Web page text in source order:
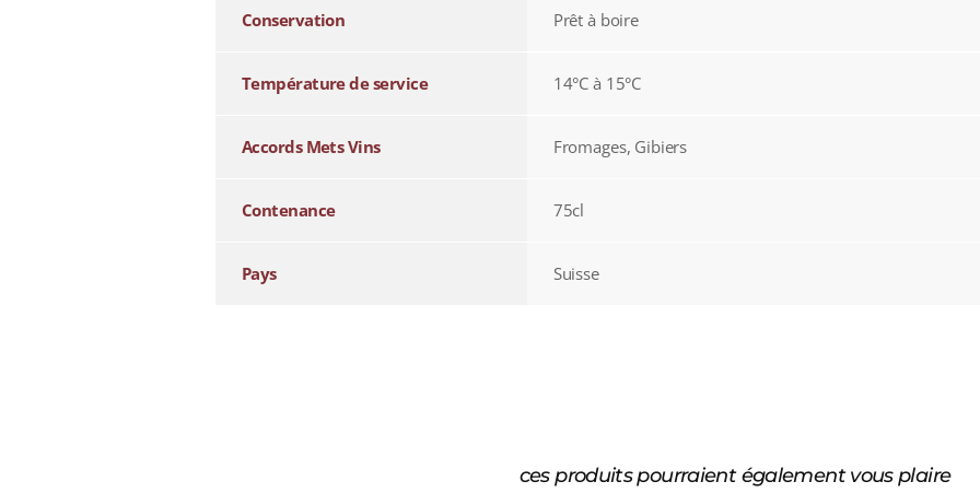
Conservation Prêt à boire
Température de service 14°C à 15°C
Accords Mets Vins Fromages, Gibiers
Contenance 75cl
Pays Suisse
ces produits pourraient également vous plaire